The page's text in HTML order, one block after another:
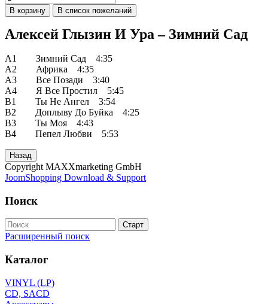
Алексей Глызин И Ура – Зимний Сад
A1 Зимний Сад 4:35
A2 Африка 4:35
A3 Все Позади 3:40
A4 Я Все Простил 5:45
B1 Ты Не Ангел 3:54
B2 Доплыву До Буйка 4:25
B3 Ты Моя 4:43
B4 Пепел Любви 5:53
Copyright MAXXmarketing GmbH
JoomShopping Download & Support
Поиск
Расширенный поиск
Каталог
VINYL (LP)
CD, SACD